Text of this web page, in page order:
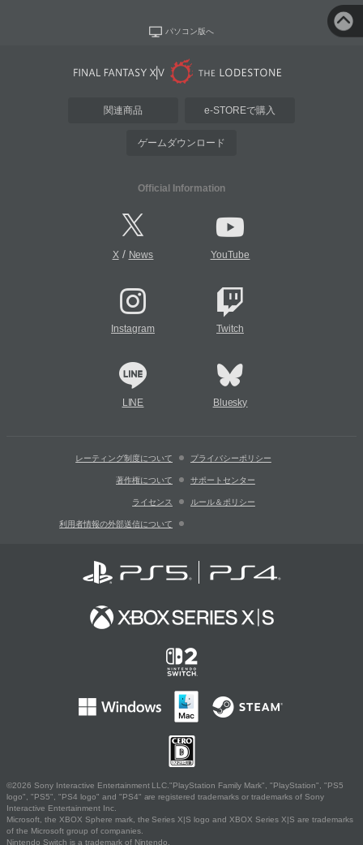
パソコン版へ
関連商品 e-STOREで購入
ゲームダウンロード
Official Information
X/ News YouTube
Instagram Twitch
LINE Bluesky
レーティング制度について プライバシーポリシー
著作権について サポートセンター
ライセンス ルール＆ポリシー
利用者情報の外部送信について
©2026 Sony Interactive Entertainment LLC."PlayStation Family Mark", "PlayStation", "PS5
logo", "PS5", "PS4 logo" and "PS4" are registered trademarks or trademarks of Sony
Interactive Entertainment Inc.
Microsoft, the XBOX Sphere mark, the Series X|S logo and XBOX Series X|S are trademarks
of the Microsoft group of companies.
Nintendo Switch is a trademark of Nintendo.